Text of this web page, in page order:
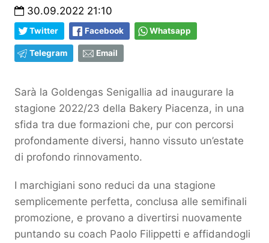
30.09.2022 21:10
Twitter Facebook Whatsapp
Telegram Email
Sarà la Goldengas Senigallia ad inaugurare la
stagione 2022/23 della Bakery Piacenza, in una
sfida tra due formazioni che, pur con percorsi
profondamente diversi, hanno vissuto un’estate
di profondo rinnovamento.
I marchigiani sono reduci da una stagione
semplicemente perfetta, conclusa alle semifinali
promozione, e provano a divertirsi nuovamente
puntando su coach Paolo Filippetti e affidandogli